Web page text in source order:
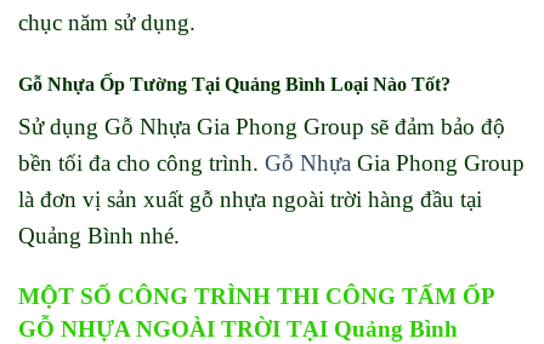
chục năm sử dụng.
Gỗ Nhựa Ốp Tường Tại Quảng Bình Loại Nào Tốt?
Sử dụng Gỗ Nhựa Gia Phong Group sẽ đảm bảo độ
bền tối đa cho công trình. Gỗ Nhựa Gia Phong Group
là đơn vị sản xuất gỗ nhựa ngoài trời hàng đầu tại
Quảng Bình nhé.
MỘT SỐ CÔNG TRÌNH THI CÔNG TẤM ỐP
GỖ NHỰA NGOÀI TRỜI TẠI Quảng Bình